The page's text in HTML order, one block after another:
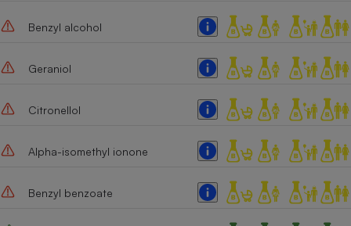
Benzyl alcohol
Geraniol
Citronellol
Alpha-isomethyl ionone
Benzyl benzoate